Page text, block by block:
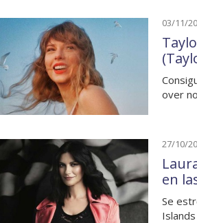
03/11/
over
27/10/
en
Se